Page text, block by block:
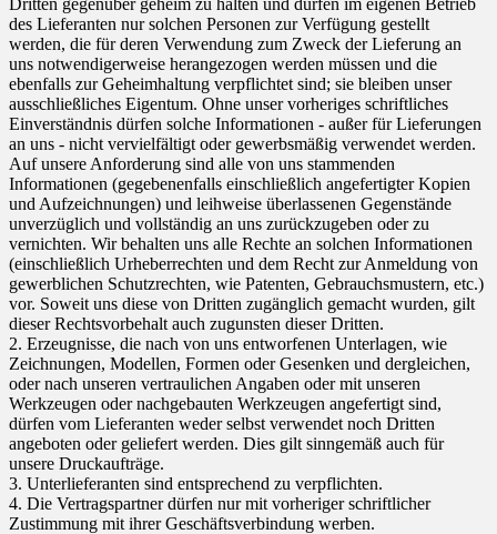
des Lieferanten nur solchen Personen zur Verfügung gestellt
werden, die für deren Verwendung zum Zweck der Lieferung an
uns notwendigerweise herangezogen werden müssen und die
ebenfalls zur Geheimhaltung verpflichtet sind; sie bleiben unser
ausschließliches Eigentum. Ohne unser vorheriges schriftliches
Einverständnis dürfen solche Informationen - außer für Lieferungen
an uns - nicht vervielfältigt oder gewerbsmäßig verwendet werden.
Auf unsere Anforderung sind alle von uns stammenden
Informationen (gegebenenfalls einschließlich angefertigter Kopien
und Aufzeichnungen) und leihweise überlassenen Gegenstände
unverzüglich und vollständig an uns zurückzugeben oder zu
vernichten. Wir behalten uns alle Rechte an solchen Informationen
(einschließlich Urheberrechten und dem Recht zur Anmeldung von
gewerblichen Schutzrechten, wie Patenten, Gebrauchsmustern, etc.)
vor. Soweit uns diese von Dritten zugänglich gemacht wurden, gilt
dieser Rechtsvorbehalt auch zugunsten dieser Dritten.
2. Erzeugnisse, die nach von uns entworfenen Unterlagen, wie
Zeichnungen, Modellen, Formen oder Gesenken und dergleichen,
oder nach unseren vertraulichen Angaben oder mit unseren
Werkzeugen oder nachgebauten Werkzeugen angefertigt sind,
dürfen vom Lieferanten weder selbst verwendet noch Dritten
angeboten oder geliefert werden. Dies gilt sinngemäß auch für
unsere Druckaufträge.
3. Unterlieferanten sind entsprechend zu verpflichten.
4. Die Vertragspartner dürfen nur mit vorheriger schriftlicher
Zustimmung mit ihrer Geschäftsverbindung werben.